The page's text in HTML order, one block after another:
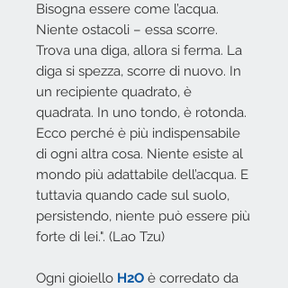
Bisogna essere come l’acqua.
Niente ostacoli – essa scorre.
Trova una diga, allora si ferma. La
diga si spezza, scorre di nuovo. In
un recipiente quadrato, è
quadrata. In uno tondo, è rotonda.
Ecco perché è più indispensabile
di ogni altra cosa. Niente esiste al
mondo più adattabile dell’acqua. E
tuttavia quando cade sul suolo,
persistendo, niente può essere più
forte di lei.". (Lao Tzu)
Ogni gioiello H2O è corredato da